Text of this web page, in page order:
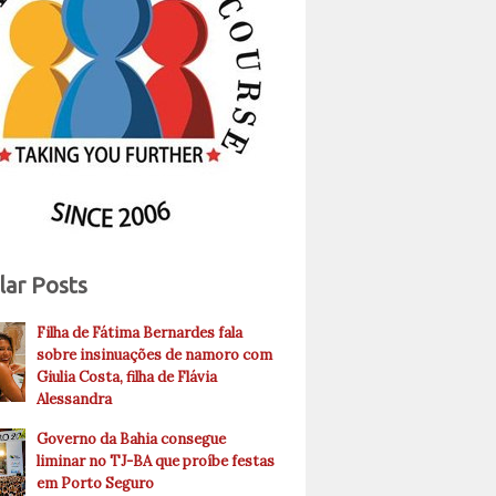
Posts
Filha de Fátima Bernardes fala
sobre insinuações de namoro com
Giulia Costa, filha de Flávia
Alessandra
Governo da Bahia consegue
liminar no TJ-BA que proíbe festas
em Porto Seguro